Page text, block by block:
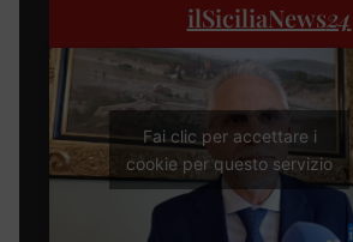
ilSiciliaNews24
Fai clic per accettare i
cookie per questo servizio